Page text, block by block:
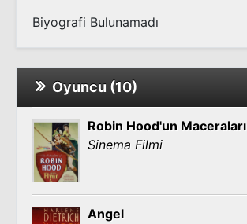
Biyografi Bulunamadı
Oyuncu (10)
Robin Hood'un Maceraları
Sinema Filmi
Angel